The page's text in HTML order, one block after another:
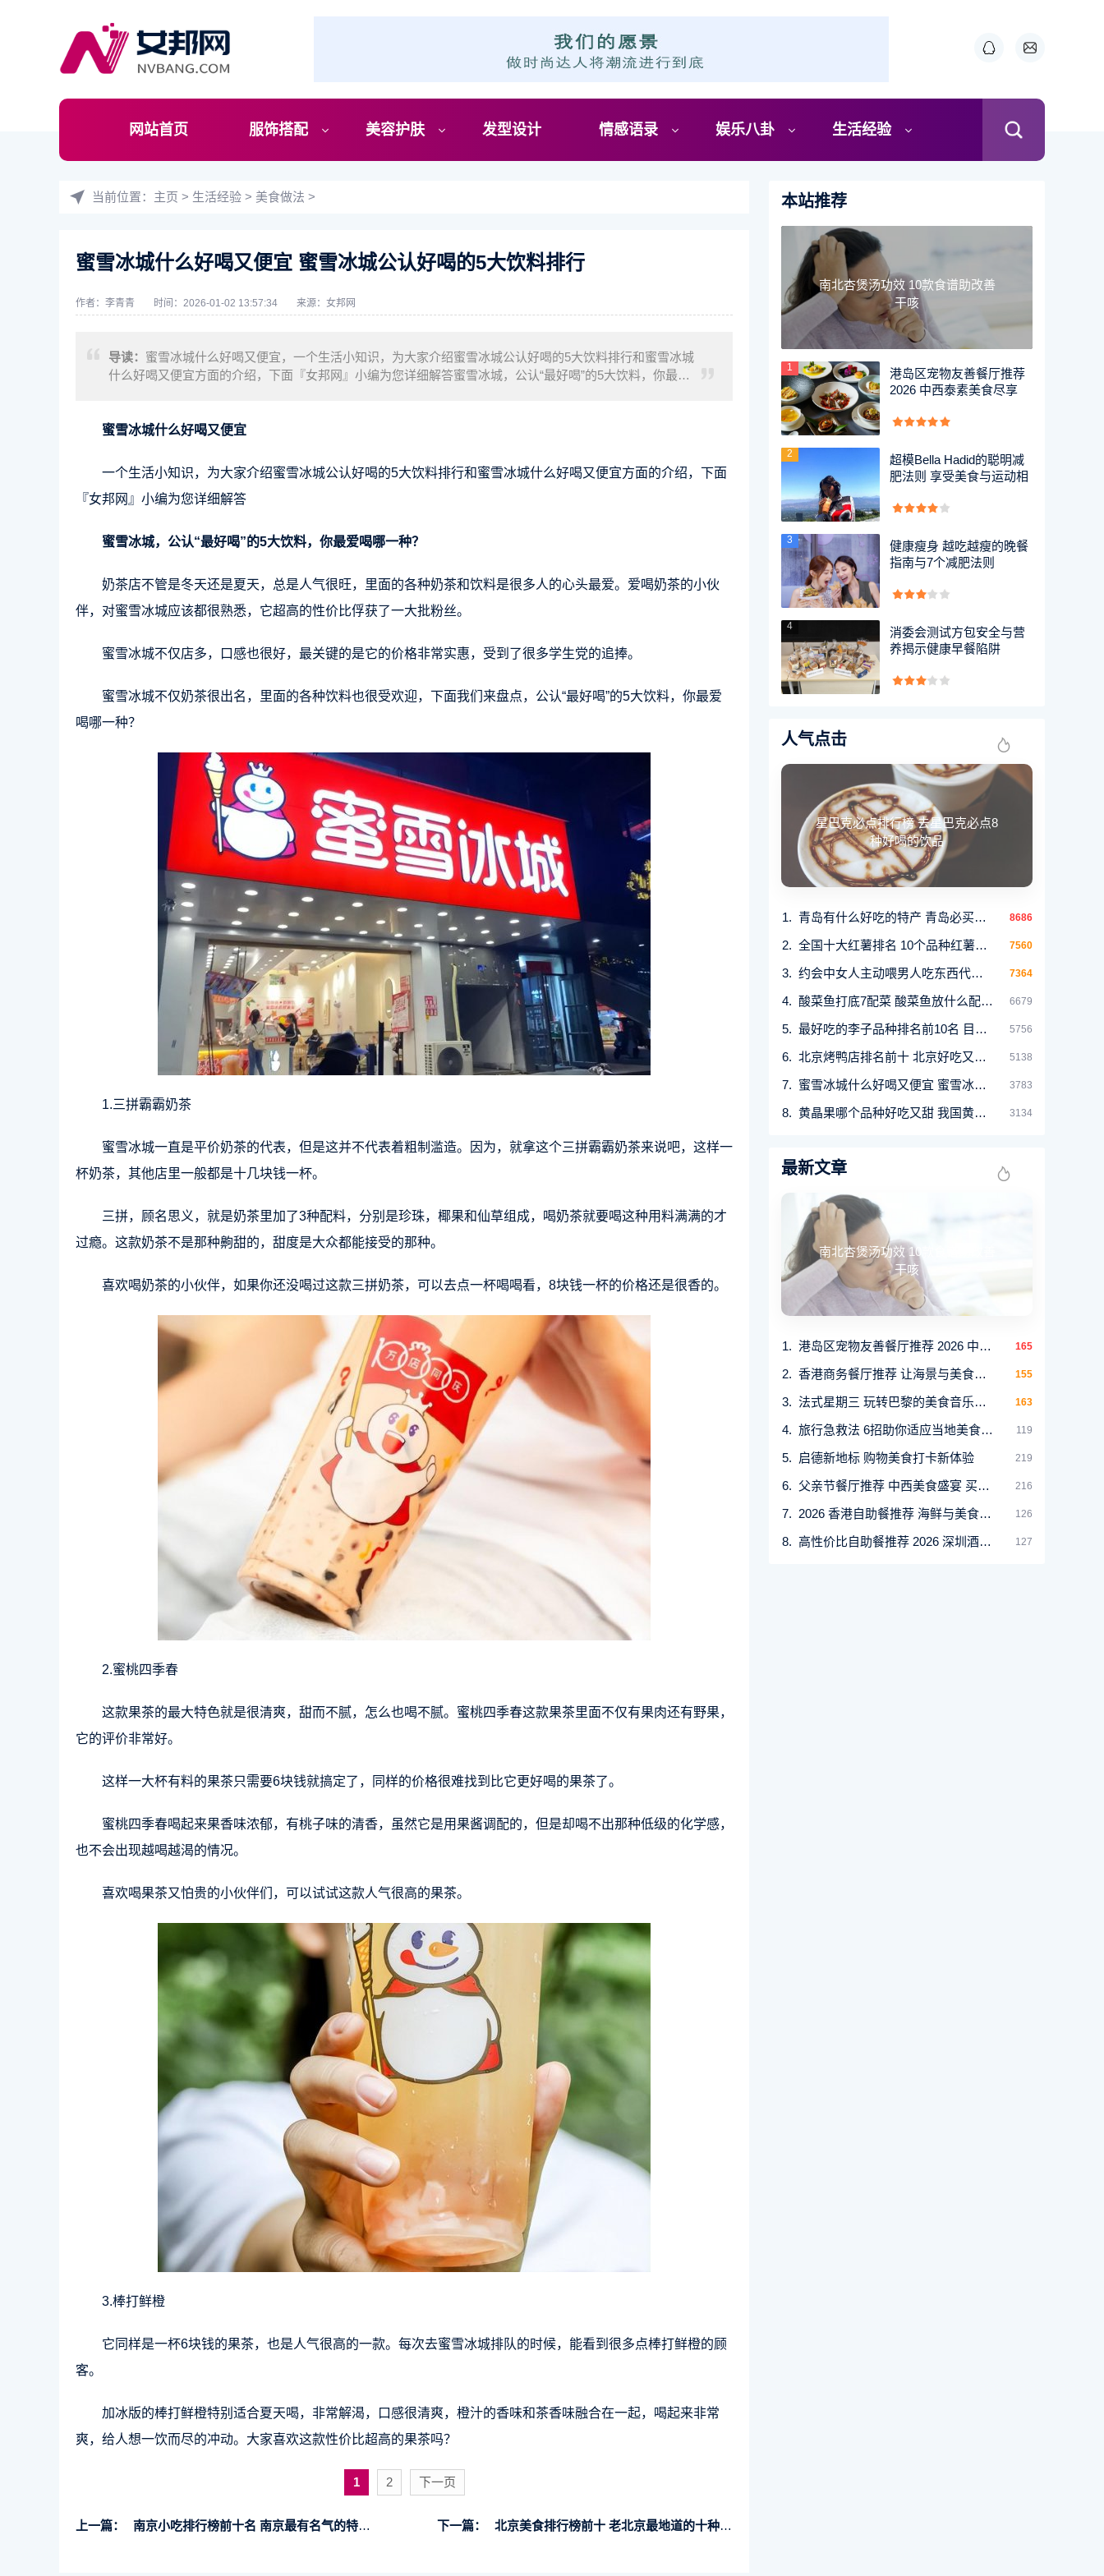
网站首页 服饰搭配 美容护肤 发型设计 情感语录 娱乐八卦 生活经验
当前位置： 主页 > 生活经验 > 美食做法 >
蜜雪冰城什么好喝又便宜 蜜雪冰城公认好喝的5大饮料排行
作者：李青青 时间：2026-01-02 13:57:34 来源： 女邦网
导读： 蜜雪冰城什么好喝又便宜，一个生活小知识，为大家介绍蜜雪冰城公认好喝的5大饮料排行和蜜雪冰城
什么好喝又便宜方面的介绍，下面『女邦网』小编为您详细解答蜜雪冰城，公认“最好喝”的5大饮料，你最爱
蜜雪冰城什么好喝又便宜
一个生活小知识，为大家介绍蜜雪冰城公认好喝的5大饮料排行和蜜雪冰城什么好喝又便宜方面的介绍，下面
『女邦网』小编为您详细解答
蜜雪冰城，公认“最好喝”的5大饮料，你最爱喝哪一种？
奶茶店不管是冬天还是夏天，总是人气很旺，里面的各种奶茶和饮料是很多人的心头最爱。爱喝奶茶的小伙
伴，对蜜雪冰城应该都很熟悉，它超高的性价比俘获了一大批粉丝。
蜜雪冰城不仅店多，口感也很好，最关键的是它的价格非常实惠，受到了很多学生党的追捧。
蜜雪冰城不仅奶茶很出名，里面的各种饮料也很受欢迎，下面我们来盘点，公认“最好喝”的5大饮料，你最爱
喝哪一种？
1.三拼霸霸奶茶
蜜雪冰城一直是平价奶茶的代表，但是这并不代表着粗制滥造。因为，就拿这个三拼霸霸奶茶来说吧，这样一
杯奶茶，其他店里一般都是十几块钱一杯。
三拼，顾名思义，就是奶茶里加了3种配料，分别是珍珠，椰果和仙草组成，喝奶茶就要喝这种用料满满的才
过瘾。这款奶茶不是那种齁甜的，甜度是大众都能接受的那种。
喜欢喝奶茶的小伙伴，如果你还没喝过这款三拼奶茶，可以去点一杯喝喝看，8块钱一杯的价格还是很香的。
2.蜜桃四季春
这款果茶的最大特色就是很清爽，甜而不腻，怎么也喝不腻。蜜桃四季春这款果茶里面不仅有果肉还有野果，
它的评价非常好。
这样一大杯有料的果茶只需要6块钱就搞定了，同样的价格很难找到比它更好喝的果茶了。
蜜桃四季春喝起来果香味浓郁，有桃子味的清香，虽然它是用果酱调配的，但是却喝不出那种低级的化学感，
也不会出现越喝越渴的情况。
喜欢喝果茶又怕贵的小伙伴们，可以试试这款人气很高的果茶。
3.棒打鲜橙
它同样是一杯6块钱的果茶，也是人气很高的一款。每次去蜜雪冰城排队的时候，能看到很多点棒打鲜橙的顾
客。
加冰版的棒打鲜橙特别适合夏天喝，非常解渴，口感很清爽，橙汁的香味和茶香味融合在一起，喝起来非常
爽，给人想一饮而尽的冲动。大家喜欢这款性价比超高的果茶吗？
1 2 下一页
上一篇： 南京小吃排行榜前十名 南京最有名气的特色美食小吃 下一篇： 北京美食排行榜前十 老北京最地道的十种美食小吃
本站推荐
南北杏煲汤功效 10款食谱助改善
干咳
1
港岛区宠物友善餐厅推荐
2026 中西泰素美食尽享
2
超模Bella Hadid的聪明减
肥法则 享受美食与运动相
3
健康瘦身 越吃越瘦的晚餐
指南与7个减肥法则
4
消委会测试方包安全与营
养揭示健康早餐陷阱
人气点击
星巴克必点排行榜 去星巴克必点8
种好喝的饮品
青岛有什么好吃的特产 青岛必买十大方便带的特 8686
全国十大红薯排名 10个品种红薯比较出名又好吃 7560
约会中女人主动喂男人吃东西代表什么 7364
酸菜鱼打底7配菜 酸菜鱼放什么配菜好吃 6679
最好吃的李子品种排名前10名 目前受欢迎的李子 5756
北京烤鸭店排名前十 北京好吃又正宗的烤鸭名店 5138
蜜雪冰城什么好喝又便宜 蜜雪冰城公认好喝的 3783
黄晶果哪个品种好吃又甜 我国黄晶果品种排名 3134
最新文章
南北杏煲汤功效 10款食谱助改善
干咳
港岛区宠物友善餐厅推荐 2026 中西泰素美食尽享 165
香港商务餐厅推荐 让海景与美食提升商谈体验 155
法式星期三 玩转巴黎的美食音乐盛会 163
旅行急救法 6招助你适应当地美食避免水土不服 119
启德新地标 购物美食打卡新体验 219
父亲节餐厅推荐 中西美食盛宴 买一送一优惠等你 216
2026 香港自助餐推荐 海鲜与美食的奢华盛宴 126
高性价比自助餐推荐 2026 深圳酒店最低$200尽享海 127